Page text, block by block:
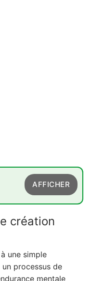
AFFICHER
son talent littéraire
des plateformes
création
à une simple
un processus de
mentale